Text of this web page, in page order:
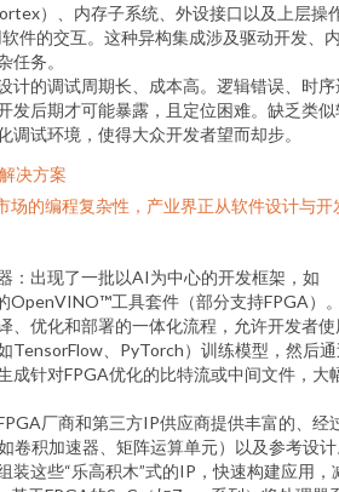
）、内存子系统、外设接口以及上层操
件的交互。这种异构集成涉及驱动开发、
任务。
计的调试周期长、成本高。逻辑错误、时序
发后期才可能暴露，且定位困难。缺乏类似
调试环境，使得大众开发者望而却步。
决方案
场的编程复杂性，产业界正从软件设计与开
：出现了一批以AI为中心的开发框架，如
OpenVINO™工具套件（部分支持FPGA）
、优化和部署的一体化流程，允许开发者使
TensorFlow、PyTorch）训练模型，然后
成针对FPGA优化的比特流或中间文件，大
厂商和第三方IP供应商提供丰富的、经
卷积加速器、矩阵运算单元）以及参考设
装这些“乐高积木”式的IP，快速构建应用，